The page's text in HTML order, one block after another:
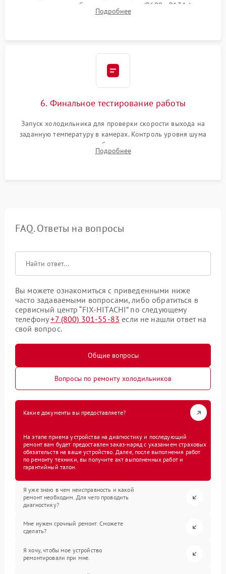
дозированным объемом хладагента (R600a, R134a) по
электронным весам. Контроль рабочего давления в системе.
Подробнее
6. Финальное тестирование работы
Запуск холодильника для проверки скорости выхода на
заданную температуру в камерах. Контроль уровня шума
компрессора, отсутствия обмерзания стенок и корректного
срабатывания системы автоматической оттайки.
Подробнее
FAQ. Ответы на вопросы
Вы можете ознакомиться с приведенными ниже
часто задаваемыми вопросами, либо обратиться в
сервисный центр “FIX-HITACHI” по следующему
телефону+7 (800) 301-55-83 если не нашли ответ на
свой вопрос.
Общие вопросы
Вопросы по ремонту холодильников
Какие документы вы предоставляете?
На этапе приема устройства на диагностику и последующий
ремонт вам будет предоставлен заказ-наряд с указанием страховых
обязательств на ваше устройство. Далее, после выполнения работ
по ремонту техники, вы получите акт выполненных работ и
гарантийный талон.
Я уже знаю в чем неисправность и какой
ремонт необходим. Для чего проводить
диагностику?
Мне нужен срочный ремонт. Сможете
сделать?
Я хочу, чтобы мое устройство
ремонтировали при мне.